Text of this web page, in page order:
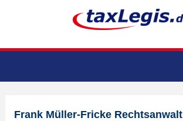
Frank Müller-Fricke Rechtsanwalt